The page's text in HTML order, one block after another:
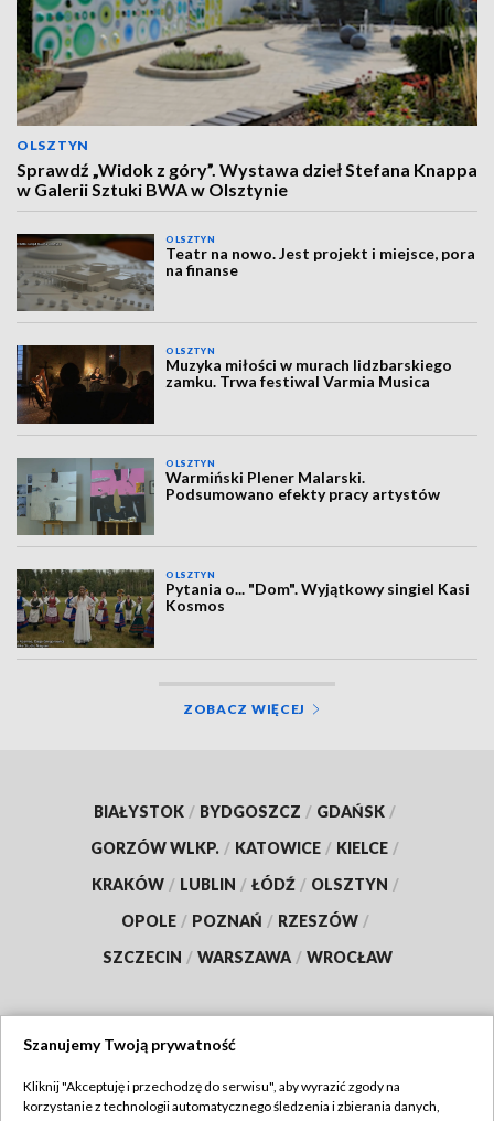
OLSZTYN
Sprawdź „Widok z góry”. Wystawa dzieł Stefana Knappa
w Galerii Sztuki BWA w Olsztynie
OLSZTYN
Teatr na nowo. Jest projekt i miejsce, pora
na finanse
OLSZTYN
Muzyka miłości w murach lidzbarskiego
zamku. Trwa festiwal Varmia Musica
OLSZTYN
Warmiński Plener Malarski.
Podsumowano efekty pracy artystów
OLSZTYN
Pytania o... "Dom". Wyjątkowy singiel Kasi
Kosmos
ZOBACZ WIĘCEJ
BIAŁYSTOK / BYDGOSZCZ / GDAŃSK /
GORZÓW WLKP. / KATOWICE / KIELCE /
KRAKÓW / LUBLIN / ŁÓDŹ / OLSZTYN /
OPOLE / POZNAŃ / RZESZÓW /
SZCZECIN / WARSZAWA / WROCŁAW
TVP
Szanujemy Twoją prywatność
Kliknij "Akceptuję i przechodzę do serwisu", aby wyrazić zgody na
korzystanie z technologii automatycznego śledzenia i zbierania danych,